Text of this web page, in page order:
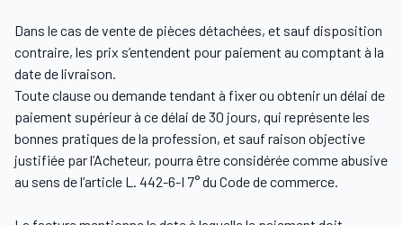
Dans le cas de vente de pièces détachées, et sauf disposition
contraire, les prix s’entendent pour paiement au comptant à la
date de livraison.
Toute clause ou demande tendant à fixer ou obtenir un délai de
paiement supérieur à ce délai de 30 jours, qui représente les
bonnes pratiques de la profession, et sauf raison objective
justifiée par l’Acheteur, pourra être considérée comme abusive
au sens de l’article L. 442-6-I 7° du Code de commerce.